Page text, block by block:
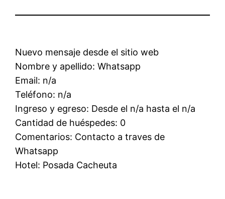
Nuevo mensaje desde el sitio web
Nombre y apellido: Whatsapp
Email: n/a
Teléfono: n/a
Ingreso y egreso: Desde el n/a hasta el n/a
Cantidad de huéspedes: 0
Comentarios: Contacto a traves de
Whatsapp
Hotel: Posada Cacheuta